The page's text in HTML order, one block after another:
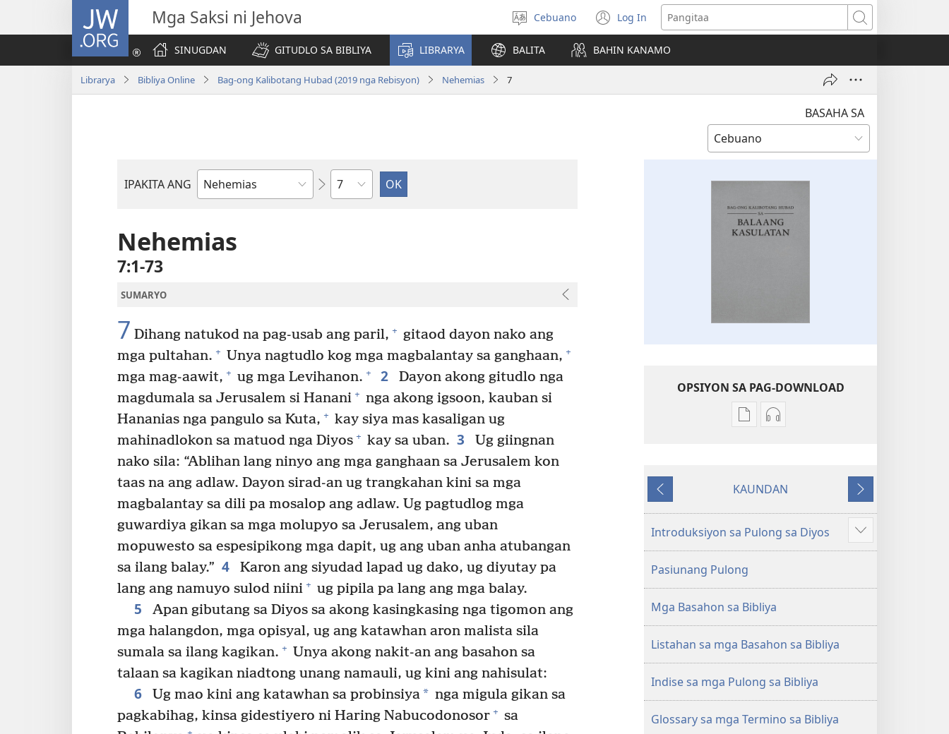
JW.ORG Mga Saksi ni Jehova
Pagpilig
pinulongan
Cebuano Log In
(mo-
open
ug
bag-
window)
Pangitaa
SINUGDAN
GITUDLO SA BIBLIYA LIBRARYA BALITA BAHIN KANAMO
Librarya Bibliya Online Bag-ong Kalibotang Hubad (2019 nga Rebisyon) Nehemias 7
BASAHA SA
IPAKITA ANG
Basahon
Bibliya
Kapitulo
Nehemias
7:1-73
SUMARYO
7 Dihang natukod na pag-usab ang paril, + gitaod dayon nako ang
mga pultahan. + Unya nagtudlo kog mga magbalantay sa ganghaan, +
mga mag-aawit, + ug mga Levihanon. + 2
Dayon akong gitudlo nga
magdumala sa Jerusalem si Hanani + nga akong igsoon, kauban si
Hananias nga pangulo sa Kuta, + kay siya mas kasaligan ug
mahinadlokon sa matuod nga Diyos + kay sa uban. 3
Ug giingnan
nako sila: “Ablihan lang ninyo ang mga ganghaan sa Jerusalem kon
taas na ang adlaw. Dayon sirad-an ug trangkahan kini sa mga
magbalantay sa dili pa mosalop ang adlaw. Ug pagtudlog mga
guwardiya gikan sa mga molupyo sa Jerusalem, ang uban
mopuwesto sa espesipikong mga dapit, ug ang uban anha atubangan
sa ilang balay.” 4
Karon ang siyudad lapad ug dako, ug diyutay pa
lang ang namuyo sulod niini + ug pipila pa lang ang mga balay.
5
Apan gibutang sa Diyos sa akong kasingkasing nga tigomon ang
mga halangdon, mga opisyal, ug ang katawhan aron malista sila
sumala sa ilang kagikan. + Unya akong nakit-an ang basahon sa
talaan sa kagikan niadtong unang namauli, ug kini ang nahisulat:
6 Ug mao kini ang katawhan sa probinsiya* nga migula gikan sa
pagkabihag, kinsa gidestiyero ni Haring Nabucodonosor + sa
OPSIYON SA PAG-DOWNLOAD
Opsiyon
sa
Bag-
ong
Hubad
sa
Balaang
Kasulatan
(Gihubad
Gikan
sa
2013
Rebisadong
Opsiyon
sa
ong
sa
Balaang
Kasulatan
(Gihubad
Gikan
sa
Rebisadong
Miagi
KAUNDAN
Sunod
Introduksiyon sa Pulong sa Diyos
Ipakita
ang
pa
Pasiunang Pulong
Mga Basahon sa Bibliya
Listahan sa mga Basahon sa Bibliya
Indise sa mga Pulong sa Bibliya
Glossary sa mga Termino sa Bibliya